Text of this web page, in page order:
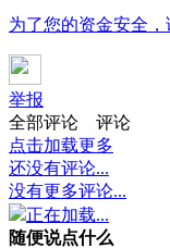
为了您的资金安全
举报
全部评论
评论
点击加载更多
还没有评论...
没有更多评论...
正在加载...
随便说点什么